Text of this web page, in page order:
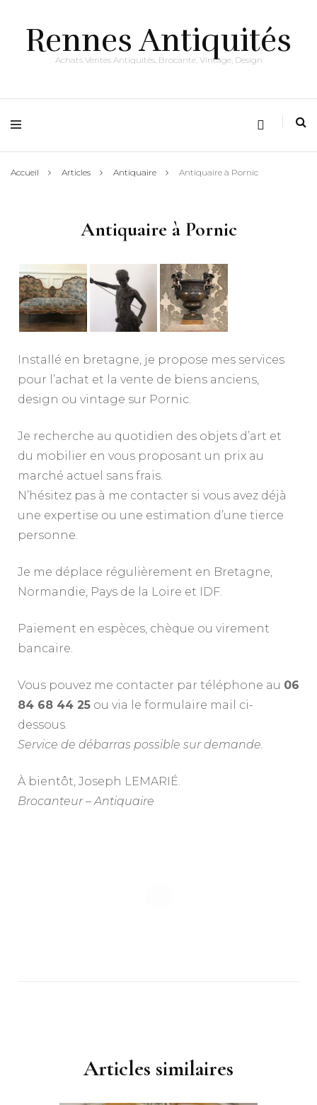
Rennes Antiquités
Achats Ventes Antiquités, Brocante, Vintage, Design
Accueil Articles Antiquaire Antiquaire à Pornic
Antiquaire à Pornic
Installé en bretagne, je propose mes services
pour l’achat et la vente de biens anciens,
design ou vintage sur Pornic.
Je recherche au quotidien des objets d’art et
du mobilier en vous proposant un prix au
marché actuel sans frais.
N’hésitez pas à me contacter si vous avez déjà
une expertise ou une estimation d’une tierce
personne.
Je me déplace régulièrement en Bretagne,
Normandie, Pays de la Loire et IDF.
Paiement en espèces, chèque ou virement
bancaire.
Vous pouvez me contacter par téléphone au 06
84 68 44 25 ou via le formulaire mail ci-
dessous.
Service de débarras possible sur demande.
À bientôt, Joseph LEMARIÉ.
Brocanteur – Antiquaire
Articles similaires